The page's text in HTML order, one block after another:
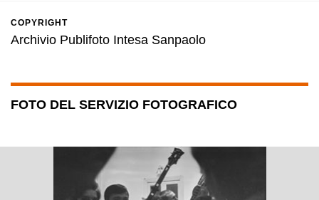
COPYRIGHT
Archivio Publifoto Intesa Sanpaolo
FOTO DEL SERVIZIO FOTOGRAFICO